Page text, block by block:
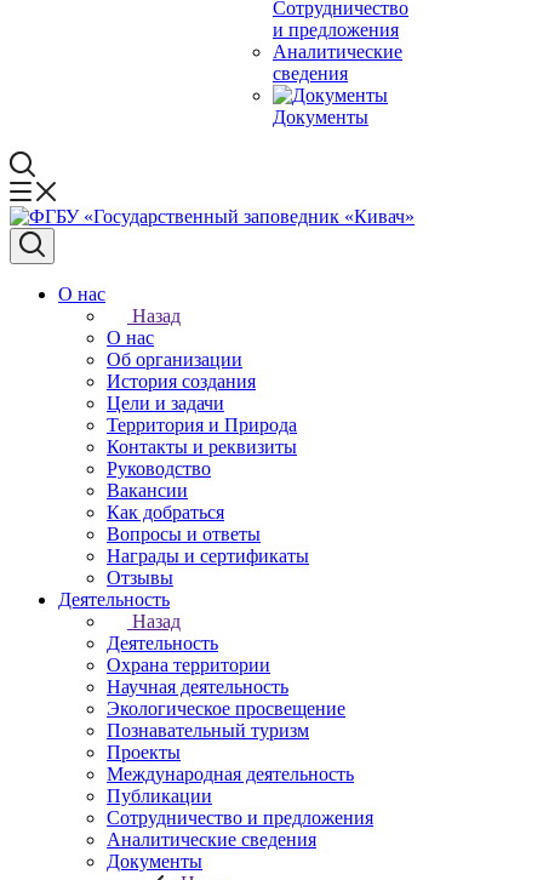
Сотрудничество
и предложения
Аналитические
сведения
Документы
О нас
Назад
О нас
Об организации
История создания
Цели и задачи
Территория и Природа
Контакты и реквизиты
Руководство
Вакансии
Как добраться
Вопросы и ответы
Награды и сертификаты
Отзывы
Деятельность
Назад
Деятельность
Охрана территории
Научная деятельность
Экологическое просвещение
Познавательный туризм
Проекты
Международная деятельность
Публикации
Сотрудничество и предложения
Аналитические сведения
Документы